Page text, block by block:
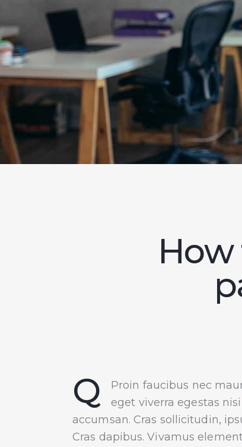
Q
Proin faucibus nec
eget viverra egestas
accumsan. Cras sollicitudin,
Cras dapibus. Vivamus